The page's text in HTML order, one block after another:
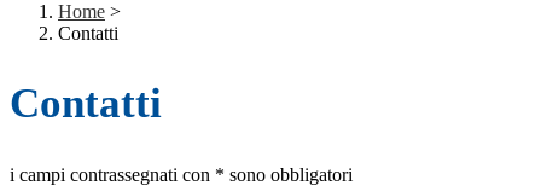
Home >
Contatti
Contatti
i campi contrassegnati con * sono obbligatori